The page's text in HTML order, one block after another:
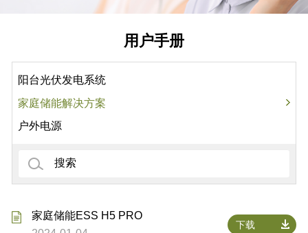
用户手册
阳台光伏发电系统
家庭储能解决方案
户外电源
家庭储能ESS H5 PRO
下载